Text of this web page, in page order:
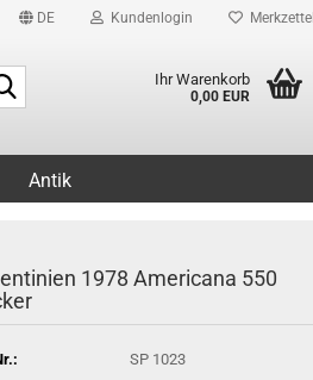
DE Kundenlogin Merkzettel
Ihr Warenkorb
0,00 EUR
Antik
1978 Americana 550
SP 1023